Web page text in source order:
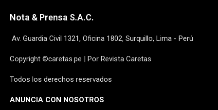
Nota & Prensa S.A.C.
Av. Guardia Civil 1321, Oficina 1802, Surquillo, Lima - Perú
Copyright ©caretas.pe | Por Revista Caretas
Todos los derechos reservados
ANUNCIA CON NOSOTROS